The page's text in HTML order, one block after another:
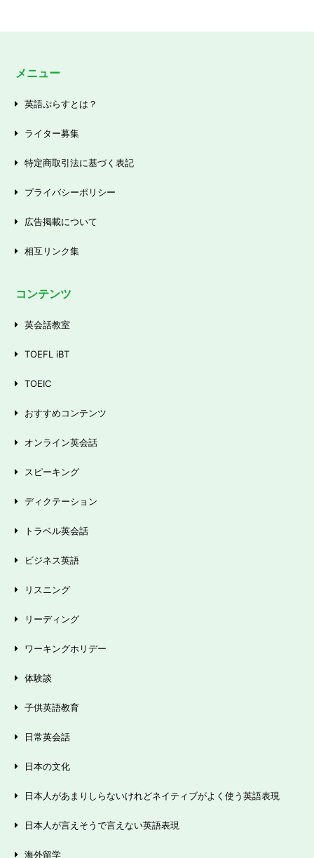
メニュー
英語ぷらすとは？
ライター募集
特定商取引法に基づく表記
プライバシーポリシー
広告掲載について
相互リンク集
コンテンツ
英会話教室
TOEFL iBT
TOEIC
おすすめコンテンツ
オンライン英会話
スピーキング
ディクテーション
トラベル英会話
ビジネス英語
リスニング
リーディング
ワーキングホリデー
体験談
子供英語教育
日常英会話
日本の文化
日本人があまりしらないけれどネイティブがよく使う英語表現
日本人が言えそうで言えない英語表現
海外留学